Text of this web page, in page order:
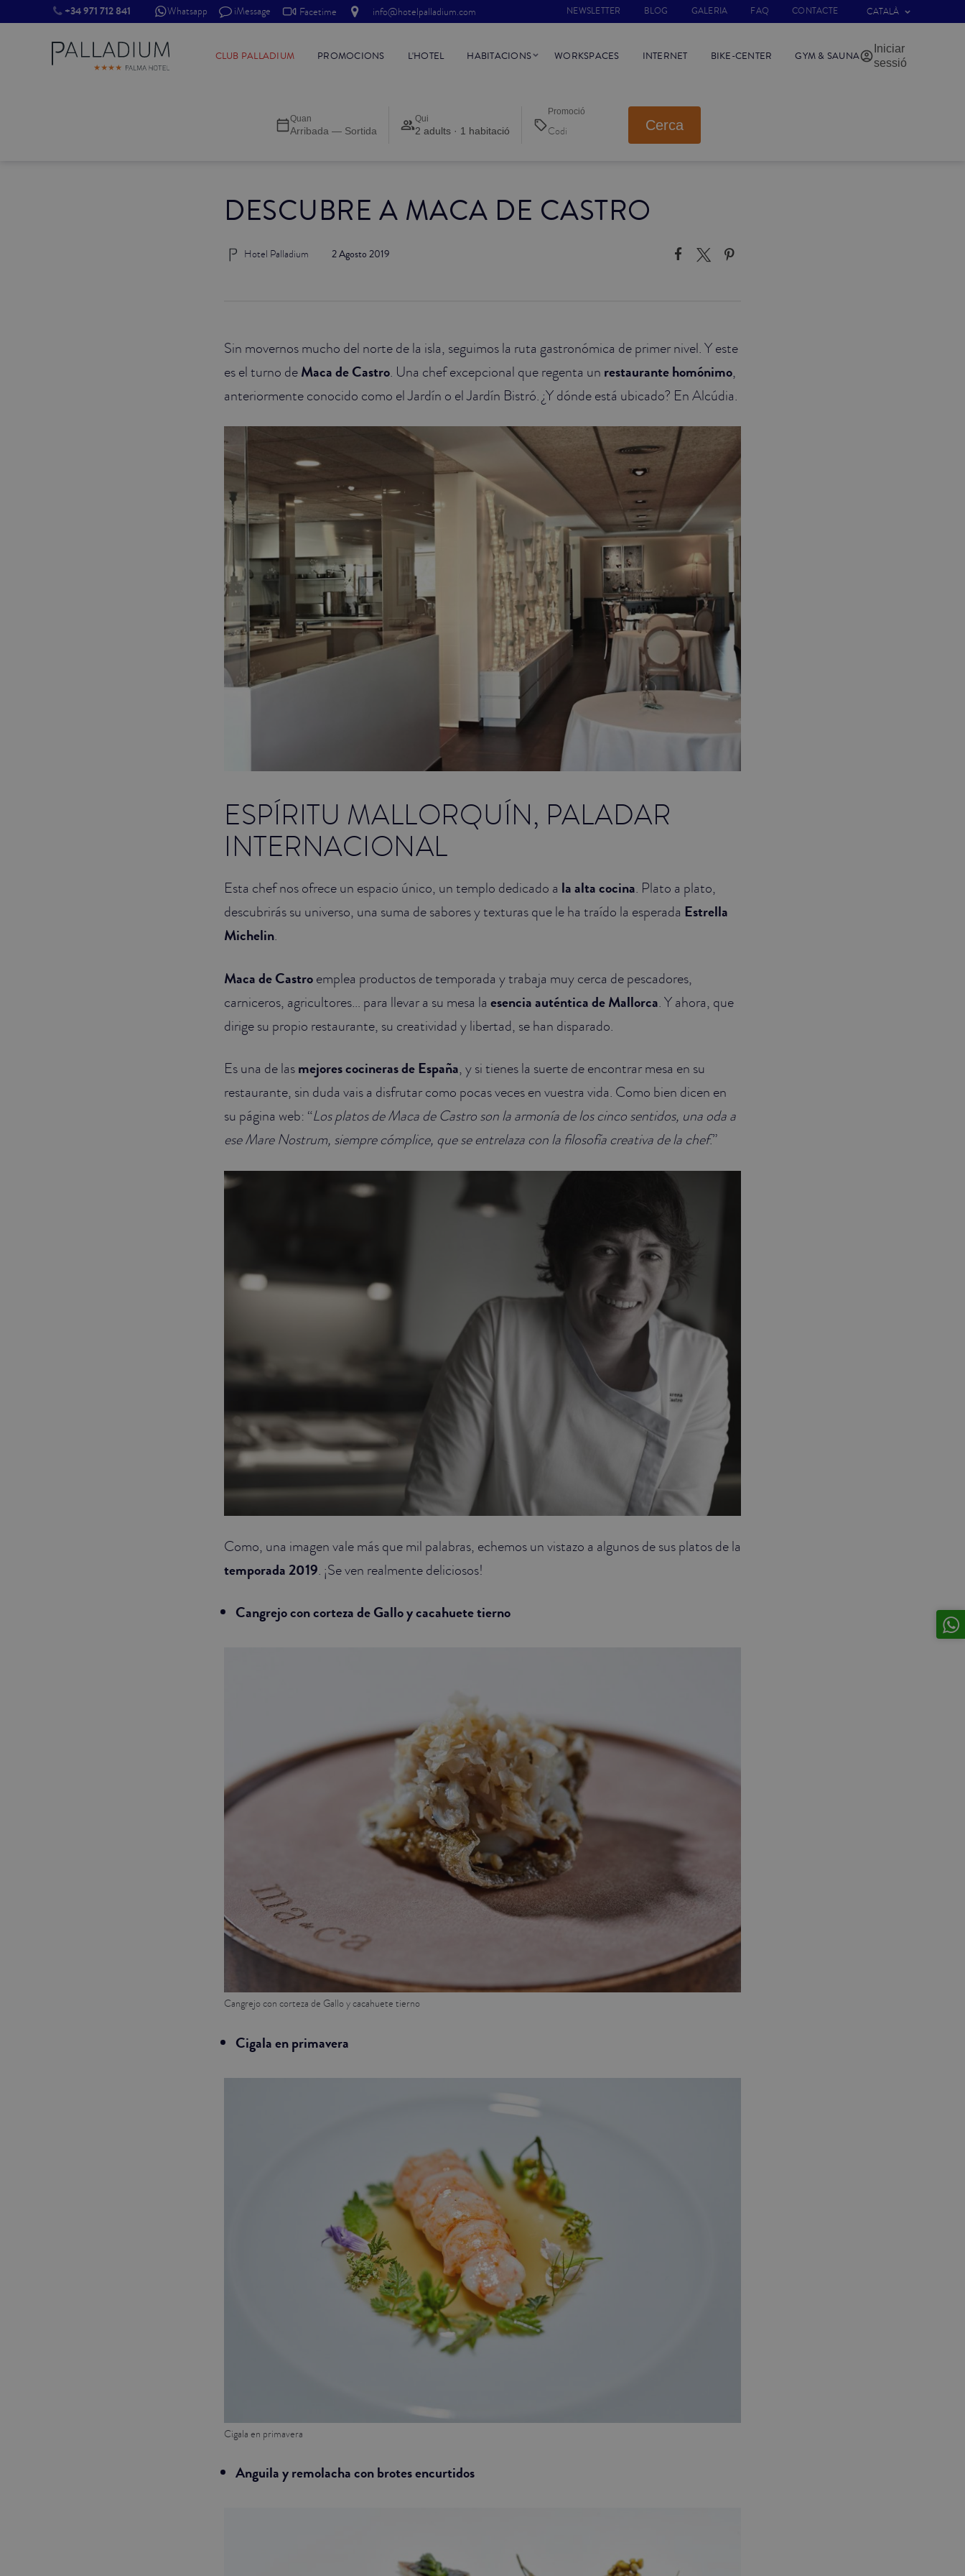
DESCUBRE A MACA DE CASTRO
2 Agosto 2019
Hotel Palladium
Sin movernos mucho del norte de la isla, seguimos la ruta gastronómica de primer nivel. Y este
es el turno deMaca de Castro. Una chef excepcional que regenta un restaurante homónimo,
anteriormente conocido como el Jardín o el Jardín Bistró. ¿Y dónde está ubicado? En Alcúdia.
ESPÍRITU MALLORQUÍN, PALADAR
INTERNACIONAL
Esta chef nos ofrece un espacio único, un templo dedicado a la alta cocina. Plato a plato,
descubrirás su universo, una suma de sabores y texturas que le ha traído la esperada Estrella
Michelin.
Maca de Castroemplea productos de temporada y trabaja muy cerca de pescadores,
carniceros, agricultores… para llevar a su mesa la esencia auténtica de Mallorca. Y ahora, que
dirige su propio restaurante, su creatividad y libertad, se han disparado.
Es una de lasmejores cocineras de España, y si tienes la suerte de encontrar mesa en su
restaurante, sin duda vais a disfrutar como pocas veces en vuestra vida. Como bien dicen en
su página web: “Los platos de Maca de Castro son la armonía de los cinco sentidos, una oda a
ese Mare Nostrum, siempre cómplice, que se entrelaza con la filosofía creativa de la chef.”
Como, una imagen vale más que mil palabras, echemos un vistazo a algunos de sus platos de la
temporada 2019. ¡Se ven realmente deliciosos!
Cangrejo con corteza de Gallo y cacahuete tierno
Cangrejo con corteza de Gallo y cacahuete tierno
Cigala en primavera
Cigala en primavera
Anguila y remolacha con brotes encurtidos
+34 971 712 841 Whatsapp iMessage Facetime info@hotelpalladium.com NEWSLETTER BLOG GALERIA FAQ CONTACTE CATALÀ
CLUB PALLADIUM PROMOCIONS L'HOTEL HABITACIONS WORKSPACES INTERNET BIKE-CENTER GYM & SAUNA
Iniciar
sessió
Quan
Arribada — Sortida
Qui
2 adults · 1 habitació
Promoció
Cerca
INDIVIDUAL RED